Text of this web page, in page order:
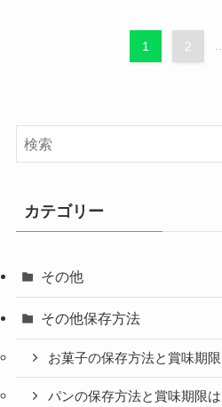
1 2
カテゴリー
その他
その他保存方法
お菓子の保存方法と賞味期限
パンの保存方法と賞味期限は